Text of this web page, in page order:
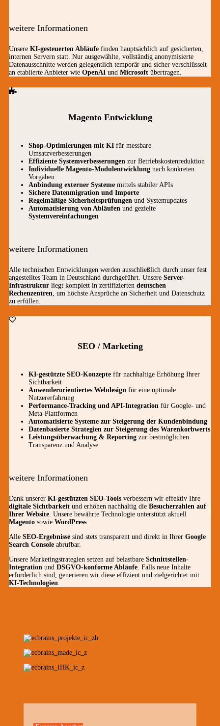
weitere Informationen
Unsere KI-gesteuerten Abläufe finden hauptsächlich auf gesicherten,
internen Servern statt. Nur ausgewählte, vollständig anonymisierte
Datenausschnitte werden gelegentlich temporär und sicher verschlüsselt
an etablierte Anbieter wie OpenAI und Microsoft übertragen.
Magento Entwicklung
Shop-Optimierungen mit KI für messbare
Umsatzverbesserungen
Effiziente Systemverbesserungen zur Betriebskostenreduktion
Individuelle Magento-Modulentwicklung nach konkreten
Vorgaben
Anbindung externer Systeme mittels stabiler APIs
Sichere Datenmigration und Importe
Regelmäßige Sicherheitsprüfungen und Systemupdates
Automatisierung von Abläufen und gezielte
Systemvereinfachungen
weitere Informationen
Alle technischen Entwicklungen werden ausschließlich durch unser fest
angestelltes Team in Deutschland durchgeführt. Unsere Server-
Infrastruktur liegt komplett in zertifizierten deutschen
Rechenzentren, um höchste Ansprüche an Sicherheit und Datenschutz
zu erfüllen.
SEO / Marketing
KI-gestützte SEO-Konzepte für nachhaltige Erhöhung Ihrer
Sichtbarkeit
Anwenderorientiertes Webdesign für eine optimale
Nutzererfahrung
Performance-Tracking und API-Integration für Google- und
Meta-Plattformen
Automatisierte Systeme zur Steigerung der Kundenbindung
Datenbasierte Strategien zur Steigerung des Warenkorbwerts
Leistungsüberwachung & Reporting zur bestmöglichen
Transparenz und Analyse
weitere Informationen
Dank unserer KI-gestützten SEO-Tools verbessern wir effektiv Ihre
digitale Sichtbarkeit und erhöhen nachhaltig die Besucherzahlen auf
Ihrer Website. Unsere bewährte Technologie unterstützt aktuell
Magento sowie WordPress.
Alle SEO-Ergebnisse sind stets transparent und direkt in Ihrer Google
Search Console abrufbar.
Unsere Marketingstrategien setzen auf belastbare Schnittstellen-
Integration und DSGVO-konforme Abläufe. Falls neue Inhalte
erforderlich sind, generieren wir diese effizient und zielgerichtet mit
KI-Technologien.